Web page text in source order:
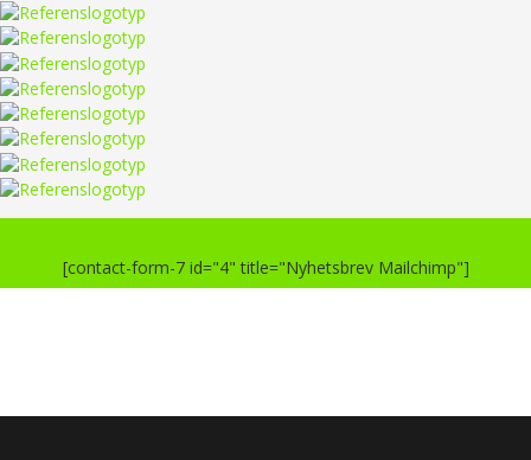
[contact-form-7 id="4" title="Nyhetsbrev Mailchimp"]